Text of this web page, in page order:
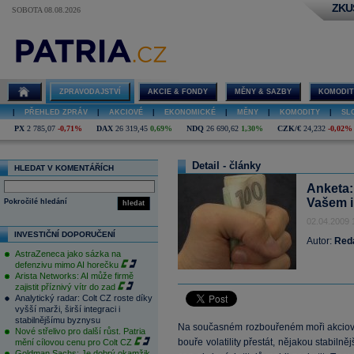
SOBOTA 08.08.2026
ZPRAVODAJSTVÍ AKCIE & FONDY MĚNY & SAZBY
PŘEHLED ZPRÁV AKCIOVÉ EKONOMICKÉ MĚNY KOMODITY
PX 2 785,07 -0,71% DAX 26 319,45 0,69% NDQ 26 690,62 1,30% CZK/€ 24,232 -0,02%
HLEDAT V KOMENTÁŘÍCH
hledat
Pokročilé hledání
INVESTIČNÍ DOPORUČENÍ
AstraZeneca jako sázka na
defenzivu mimo AI horečku
Arista Networks: AI může firmě
zajistit příznivý vítr do zad
Analytický radar: Colt CZ roste díky
vyšší marži, širší integraci i
stabilnějšímu byznysu
Nové střelivo pro další růst. Patria
mění cílovou cenu pro Colt CZ
Detail - články
Vašem
02.04.2009
Autor:
Na současném rozbouřeném moři
bouře volatility přestát, nějakou